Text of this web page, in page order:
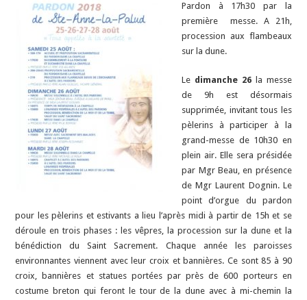
Pardon à 17h30 par la
première messe. A 21h,
procession aux flambeaux
sur la dune.
Le dimanche 26 la messe
de 9h est désormais
supprimée, invitant tous les
pèlerins à participer à la
grand-messe de 10h30 en
plein air. Elle sera présidée
par Mgr Beau, en présence
de Mgr Laurent Dognin. Le
point d’orgue du pardon
pour les pèlerins et estivants a lieu l’après midi à partir de 15h et se
déroule en trois phases : les vêpres, la procession sur la dune et la
bénédiction du Saint Sacrement. Chaque année les paroisses
environnantes viennent avec leur croix et bannières. Ce sont 85 à 90
croix, bannières et statues portées par près de 600 porteurs en
costume breton qui feront le tour de la dune avec à mi-chemin la